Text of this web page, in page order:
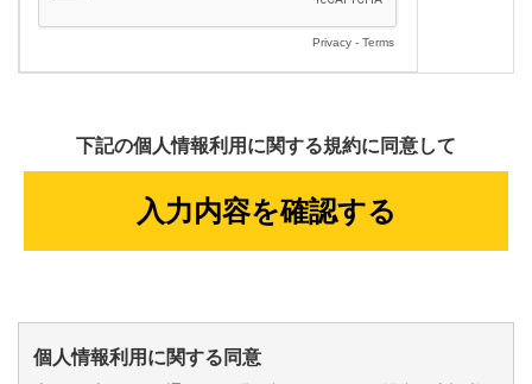
Privacy - Terms
下記の個人情報利用に関する規約に同意して
個人情報利用に関する同意